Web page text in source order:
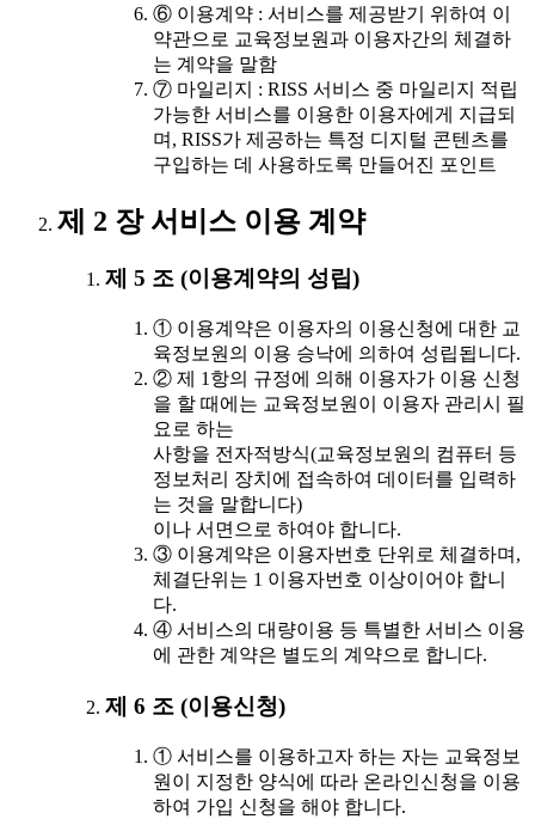
⑥ 이용계약 : 서비스를 제공받기 위하여 이
약관으로 교육정보원과 이용자간의 체결하
는 계약을 말함
⑦ 마일리지 : RISS 서비스 중 마일리지 적립
가능한 서비스를 이용한 이용자에게 지급되
며, RISS가 제공하는 특정 디지털 콘텐츠를
구입하는 데 사용하도록 만들어진 포인트
제 2 장 서비스 이용 계약
제 5 조 (이용계약의 성립)
① 이용계약은 이용자의 이용신청에 대한 교
육정보원의 이용 승낙에 의하여 성립됩니다.
② 제 1항의 규정에 의해 이용자가 이용 신청
을 할 때에는 교육정보원이 이용자 관리시 필
요로 하는
사항을 전자적방식(교육정보원의 컴퓨터 등
정보처리 장치에 접속하여 데이터를 입력하
는 것을 말합니다)
이나 서면으로 하여야 합니다.
③ 이용계약은 이용자번호 단위로 체결하며,
체결단위는 1 이용자번호 이상이어야 합니
다.
④ 서비스의 대량이용 등 특별한 서비스 이용
에 관한 계약은 별도의 계약으로 합니다.
제 6 조 (이용신청)
① 서비스를 이용하고자 하는 자는 교육정보
원이 지정한 양식에 따라 온라인신청을 이용
하여 가입 신청을 해야 합니다.